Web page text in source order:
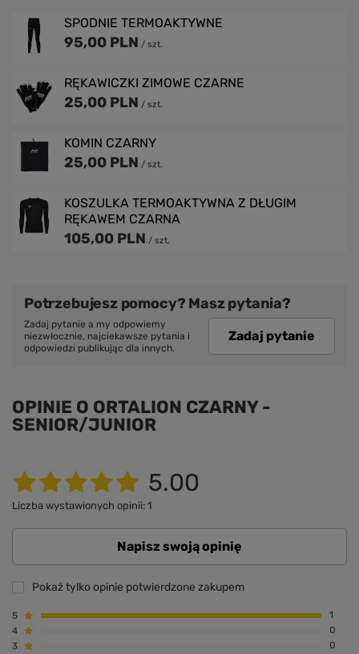
SPODNIE TERMOAKTYWNE
95,00 PLN / szt.
RĘKAWICZKI ZIMOWE CZARNE
25,00 PLN / szt.
KOMIN CZARNY
25,00 PLN / szt.
KOSZULKA TERMOAKTYWNA Z DŁUGIM
RĘKAWEM CZARNA
105,00 PLN / szt.
Potrzebujesz pomocy? Masz pytania?
Zadaj pytanie a my odpowiemy
niezwłocznie, najciekawsze pytania i
odpowiedzi publikując dla innych.
Zadaj pytanie
OPINIE O ORTALION CZARNY -
SENIOR/JUNIOR
5.00
Liczba wystawionych opinii: 1
Napisz swoją opinię
Pokaż tylko opinie potwierdzone zakupem
5
1
4
0
3
0